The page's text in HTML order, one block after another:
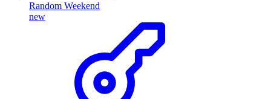
Random Weekend
new